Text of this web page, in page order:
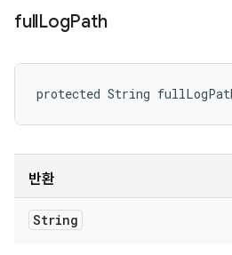
fullLogPath
protected String
반환
String